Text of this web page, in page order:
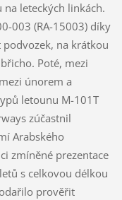
leteckých linkách.
003 (RA-15003) díky
na krátkou
Poté, mezi
únorem a
letounu M-101T
zúčastnil
Arabského
zmíněné prezentace
s celkovou délkou
prověřit